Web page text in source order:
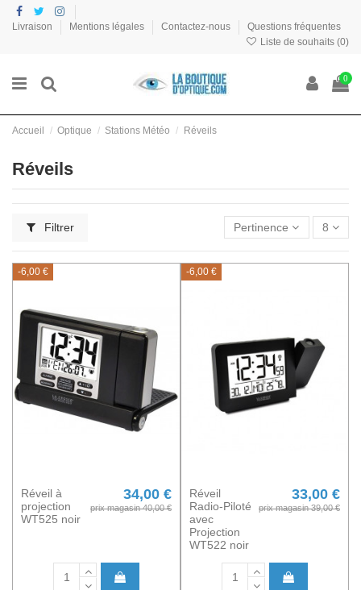
Livraison Mentions légales Contactez-nous
Questions fréquentes
Liste de souhaits (0)
0
Accueil Optique Stations Météo Réveils
Réveils
Filtrer Pertinence 8
-6,00 €
Réveil à
projection
WT525 noir
34,00 €
prix magasin 40,00 €
-6,00 €
Réveil
Radio-Piloté
avec
Projection
WT522 noir
33,00 €
prix magasin 39,00 €